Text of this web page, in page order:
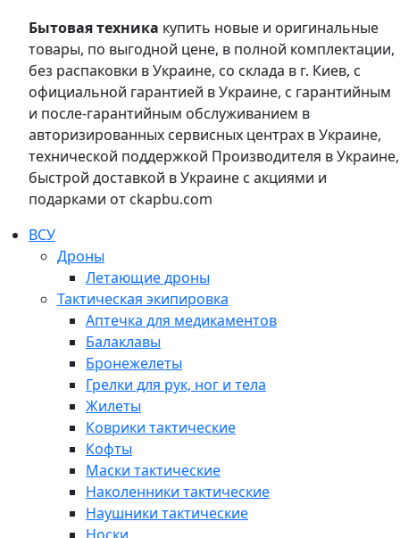
Бытовая техника купить новые и оригинальные
товары, по выгодной цене, в полной комплектации,
без распаковки в Украине, со склада в г. Киев, с
официальной гарантией в Украине, с гарантийным
и после-гарантийным обслуживанием в
авторизированных сервисных центрах в Украине,
технической поддержкой Производителя в Украине,
быстрой доставкой в Украине с акциями и
подарками от ckapbu.com
ВСУ
Дроны
Летающие дроны
Тактическая экипировка
Аптечка для медикаментов
Балаклавы
Бронежелеты
Грелки для рук, ног и тела
Жилеты
Коврики тактические
Кофты
Маски тактические
Наколенники тактические
Наушники тактические